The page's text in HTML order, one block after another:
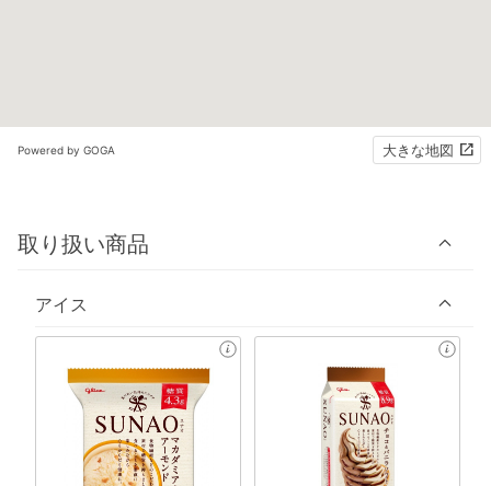
Powered by GOGA 大きな地図
取り扱い商品
アイス